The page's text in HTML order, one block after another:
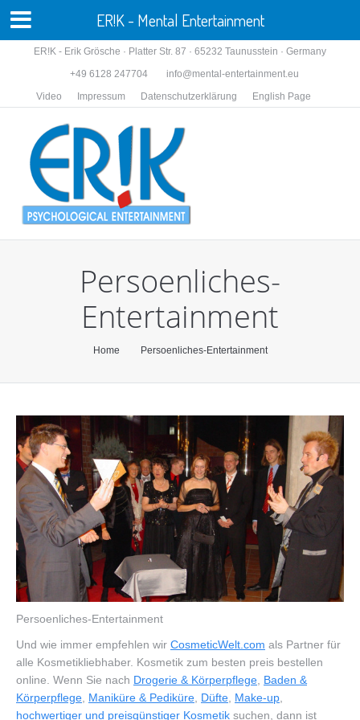
ER!K - Erik Grösche · Platter Str. 87 · 65232 Taunusstein · Germany
+49 6128 247704
info@mental-entertainment.eu
Video
Impressum Datenschutzerklärung English Page
Persoenliches-
Entertainment
Home Persoenliches-Entertainment
Persoenliches-Entertainment
Und wie immer empfehlen wir CosmeticWelt.com als Partner für
alle Kosmetikliebhaber. Kosmetik zum besten preis bestellen
online. Wenn Sie nach Drogerie & Körperpflege Baden &
Körperpflege Maniküre & Pediküre Düfte Make-up
hochwertiger und preisgünstiger Kosmetik suchen, dann ist
ER!K - Mental Entertainment